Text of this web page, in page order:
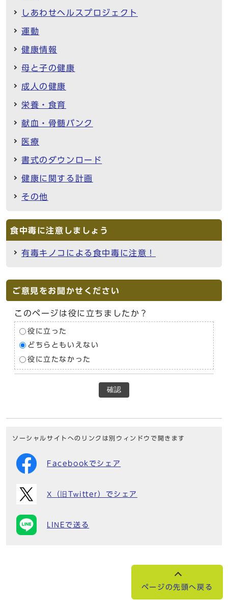
しあわせヘルスプロジェクト
運動
健康情報
母と子の健康
成人の健康
栄養・食育
献血・骨髄バンク
医療
書式のダウンロード
健康に関する計画
その他
食中毒に注意しましょう
有毒キノコによる食中毒に注意！
ご意見をお聞かせください
このページは役に立ちましたか？
役に立った
どちらともいえない
役に立たなかった
確認
ソーシャルサイトへのリンクは別ウィンドウで開きます
Facebookでシェア
X（旧Twitter）でシェア
LINEで送る
ページの先頭へ戻る